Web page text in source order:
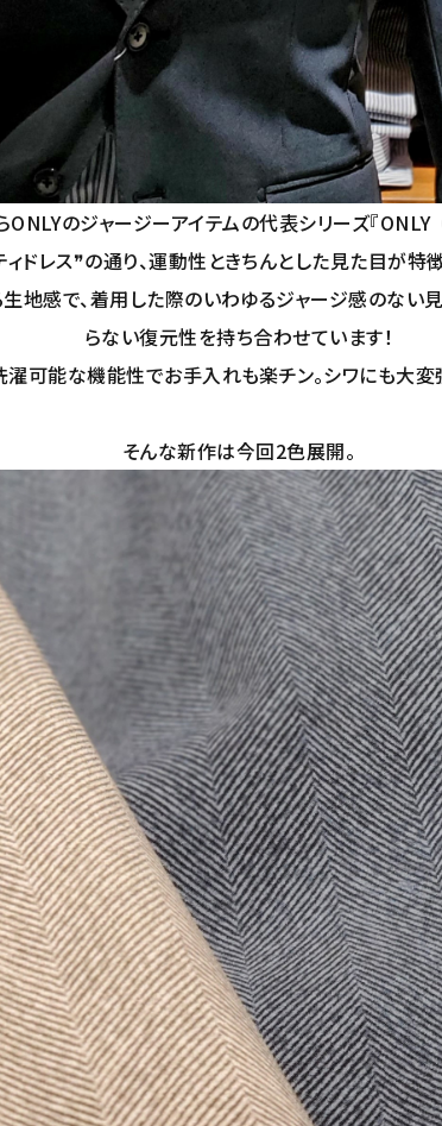
ONLYのジャージーアイテムの代表シリーズ『ONLY
ドレス❞の通り、運動性ときちんとした見た目が特
地感で、着用した際のいわゆるジャージ感のない
らない復元性を持ち合わせています！
可能な機能性でお手入れも楽チン。シワにも大変
そんな新作は今回2色展開。